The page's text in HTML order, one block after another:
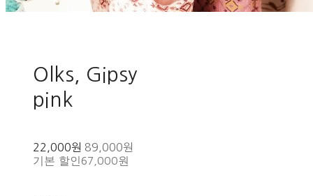
Olks, Gipsy
pink
22,000원 89,000원
기본 할인 67,000원